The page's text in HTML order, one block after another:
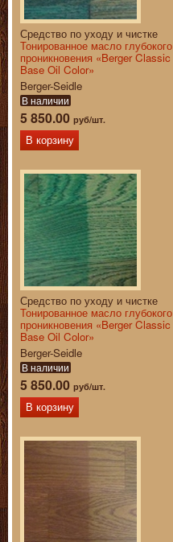
Средство по уходу и чистке
Тонированное масло глубокого
проникновения «Berger Classic
Base Oil Color»
Berger-Seidle
В наличии
5 850.00 руб/шт.
В корзину
Средство по уходу и чистке
Тонированное масло глубокого
проникновения «Berger Classic
Base Oil Color»
Berger-Seidle
В наличии
5 850.00 руб/шт.
В корзину